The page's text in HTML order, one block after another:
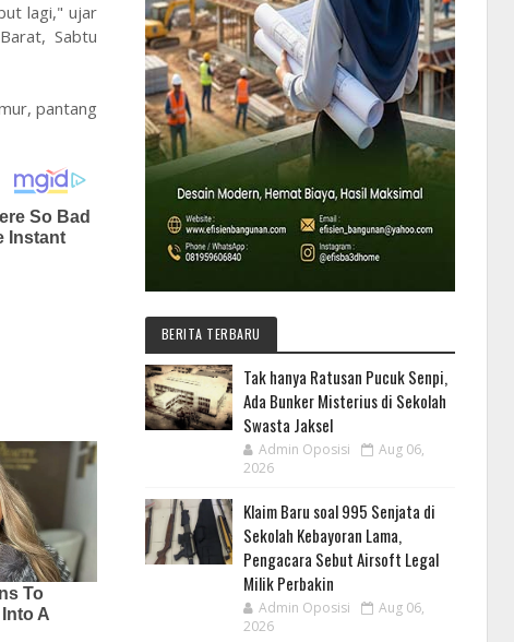
lagi," ujar
Sabtu
pantang
BERITA TERBARU
Tak hanya Ratusan Pucuk Senpi,
Ada Bunker Misterius di Sekolah
Swasta Jaksel
Admin Oposisi
Aug 06,
2026
Klaim Baru soal 995 Senjata di
Sekolah Kebayoran Lama,
Pengacara Sebut Airsoft Legal
Milik Perbakin
Admin Oposisi
Aug 06,
2026